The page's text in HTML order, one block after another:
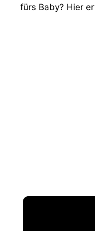
fürs Baby? Hier